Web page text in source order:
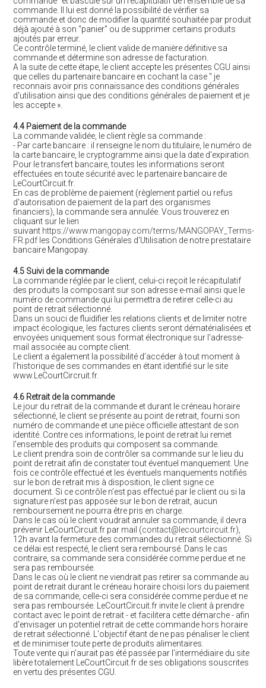
commande. Il lui est donné la possibilité de vérifier sa
commande et donc de modifier la quantité souhaitée par produit
déjà ajouté à son "panier" ou de supprimer certains produits
ajoutés par erreur.
Ce contrôle terminé, le client valide de manière définitive sa
commande et détermine son adresse de facturation.
A la suite de cette étape, le client accepte les présentes CGU ainsi
que celles du partenaire bancaire en cochant la case " je
reconnais avoir pris connaissance des conditions générales
d'utilisation ainsi que des conditions générales de paiement et je
les accepte ».
4.4 Paiement de la commande
La commande validée, le client règle sa commande :
- Par carte bancaire : il renseigne le nom du titulaire, le numéro de
la carte bancaire, le cryptogramme ainsi que la date d'expiration.
Pour le transfert bancaire, toutes les informations seront
effectuées en toute sécurité avec le partenaire bancaire de
LeCourtCircuit.fr.
En cas de problème de paiement (règlement partiel ou refus
d'autorisation de paiement de la part des organismes
financiers), la commande sera annulée. Vous trouverez en
cliquant sur le lien
suivant https://www.mangopay.com/terms/MANGOPAY_Terms-
FR.pdf les Conditions Générales d'Utilisation de notre prestataire
bancaire Mangopay.
4.5 Suivi de la commande
La commande réglée par le client, celui-ci reçoit le récapitulatif
des produits la composant sur son adresse e-mail ainsi que le
numéro de commande qui lui permettra de retirer celle-ci au
point de retrait sélectionné.
Dans un souci de fluidifier les relations clients et de limiter notre
impact écologique, les factures clients seront dématérialisées et
envoyées uniquement sous format électronique sur l'adresse-
mail associée au compte client.
Le client a également la possibilité d’accéder à tout moment à
l’historique de ses commandes en étant identifié sur le site
www.LeCourtCircruit.fr.
4.6 Retrait de la commande
Le jour du retrait de la commande et durant le créneau horaire
sélectionné, le client se présente au point de retrait, fourni son
numéro de commande et une pièce officielle attestant de son
identité. Contre ces informations, le point de retrait lui remet
l'ensemble des produits qui composent sa commande.
Le client prendra soin de contrôler sa commande sur le lieu du
point de retrait afin de constater tout éventuel manquement. Une
fois ce contrôle effectué et les éventuels manquements notifiés
sur le bon de retrait mis à disposition, le client signe ce
document. Si ce contrôle n’est pas effectué par le client ou si la
signature n’est pas apposée sur le bon de retrait, aucun
remboursement ne pourra être pris en charge.
Dans le cas où le client voudrait annuler sa commande, il devra
prévenir LeCourtCircuit.fr par mail (contact@lecourtcircuit.fr),
12h avant la fermeture des commandes du retrait sélectionné. Si
ce délai est respecté, le client sera remboursé. Dans le cas
contraire, sa commande sera considérée comme perdue et ne
sera pas remboursée.
Dans le cas où le client ne viendrait pas retirer sa commande au
point de retrait durant le créneau horaire choisi lors du paiement
de sa commande, celle-ci sera considérée comme perdue et ne
sera pas remboursée. LeCourtCircuit.fr invite le client à prendre
contact avec le point de retrait - et facilitera cette démarche - afin
d'envisager un potentiel retrait de cette commande hors horaire
de retrait sélectionné. L'objectif étant de ne pas pénaliser le client
et de minimiser toute perte de produits alimentaires.
Toute vente qui n’aurait pas été passée par l’intermédiaire du site
libère totalement LeCourtCircuit.fr de ses obligations souscrites
en vertu des présentes CGU.